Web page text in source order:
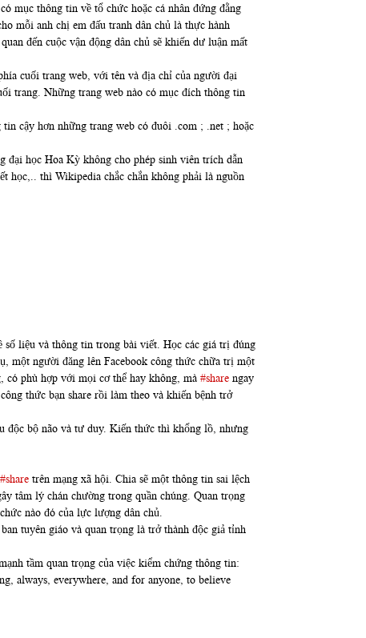
mục thông tin về tổ chức hoặc cá nhân đứng đằng
mỗi anh chị em đấu tranh dân chủ là thực hành
đến cuộc vận động dân chủ sẽ khiến dư luận mất
cuối trang web, với tên và địa chỉ của người đại
trang. Những trang web nào có mục đích thông tin
cậy hơn những trang web có đuôi .com ; .net ; hoặc
đại học Hoa Kỳ không cho phép sinh viên trích dẫn
học,.. thì Wikipedia chắc chắn không phải là nguồn
số liệu và thông tin trong bài viết. Học các giá trị đúng
một người đăng lên Facebook công thức chữa trị một
có phù hợp với mọi cơ thể hay không, mà #share ngay
thức bạn share rồi làm theo và khiến bệnh trở
độc bộ não và tư duy. Kiến thức thì khổng lồ, nhưng
#share trên mạng xã hội. Chia sẽ một thông tin sai lệch
tâm lý chán chường trong quần chúng. Quan trọng
nào đó của lực lượng dân chủ.
tuyên giáo và quan trọng là trở thành độc giả tỉnh
tầm quan trọng của việc kiểm chứng thông tin:
always, everywhere, and for anyone, to believe